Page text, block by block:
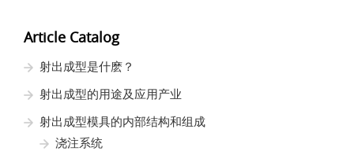
Article Catalog
射出成型是什麽？
射出成型的用途及应用产业
射出成型模具的内部结构和组成
浇注系统